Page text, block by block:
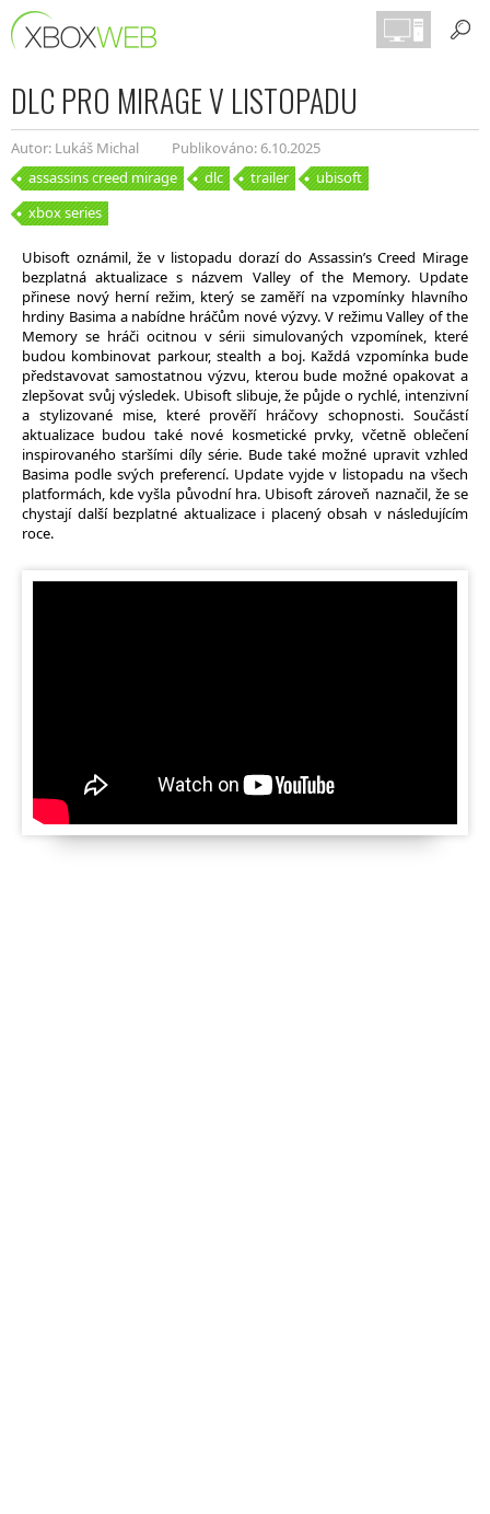
DLC PRO MIRAGE V LISTOPADU
Autor: Lukáš Michal
Publikováno: 6.10.2025
assassins creed mirage
dlc trailer
ubisoft
xbox series
Ubisoft oznámil, že v listopadu dorazí do Assassin’s Creed Mirage
bezplatná aktualizace s názvem Valley of the Memory. Update
přinese nový herní režim, který se zaměří na vzpomínky hlavního
hrdiny Basima a nabídne hráčům nové výzvy. V režimu Valley of the
Memory se hráči ocitnou v sérii simulovaných vzpomínek, které
budou kombinovat parkour, stealth a boj. Každá vzpomínka bude
představovat samostatnou výzvu, kterou bude možné opakovat a
zlepšovat svůj výsledek. Ubisoft slibuje, že půjde o rychlé, intenzivní
a stylizované mise, které prověří hráčovy schopnosti. Součástí
aktualizace budou také nové kosmetické prvky, včetně oblečení
inspirovaného staršími díly série. Bude také možné upravit vzhled
Basima podle svých preferencí. Update vyjde v listopadu na všech
platformách, kde vyšla původní hra. Ubisoft zároveň naznačil, že se
chystají další bezplatné aktualizace i placený obsah v následujícím
roce.